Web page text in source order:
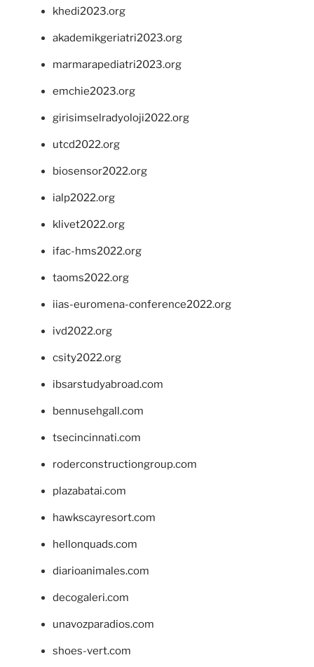
khedi2023.org
akademikgeriatri2023.org
marmarapediatri2023.org
emchie2023.org
girisimselradyoloji2022.org
utcd2022.org
biosensor2022.org
ialp2022.org
klivet2022.org
ifac-hms2022.org
taoms2022.org
iias-euromena-conference2022.org
ivd2022.org
csity2022.org
ibsarstudyabroad.com
bennusehgall.com
tsecincinnati.com
roderconstructiongroup.com
plazabatai.com
hawkscayresort.com
hellonquads.com
diarioanimales.com
decogaleri.com
unavozparadios.com
shoes-vert.com